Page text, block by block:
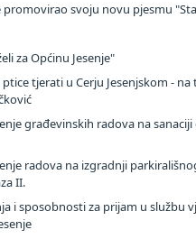
promovirao svoju novu pjesmu
za Općinu Jesenje"
tjerati u Cerju Jesenjskom -
građevinskih radova na
radova na izgradnji
II.
i sposobnosti za prijam u službu